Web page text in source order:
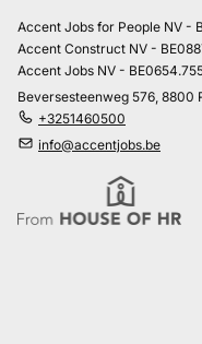
Accent Jobs for People NV -
Accent Construct NV -
Accent Jobs NV -
Beversesteenweg 576, 8800
+3251460500
info@accentjobs.be